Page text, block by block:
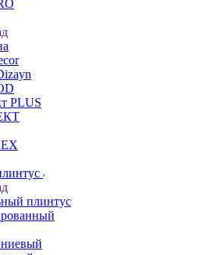
PLUS
плинтус